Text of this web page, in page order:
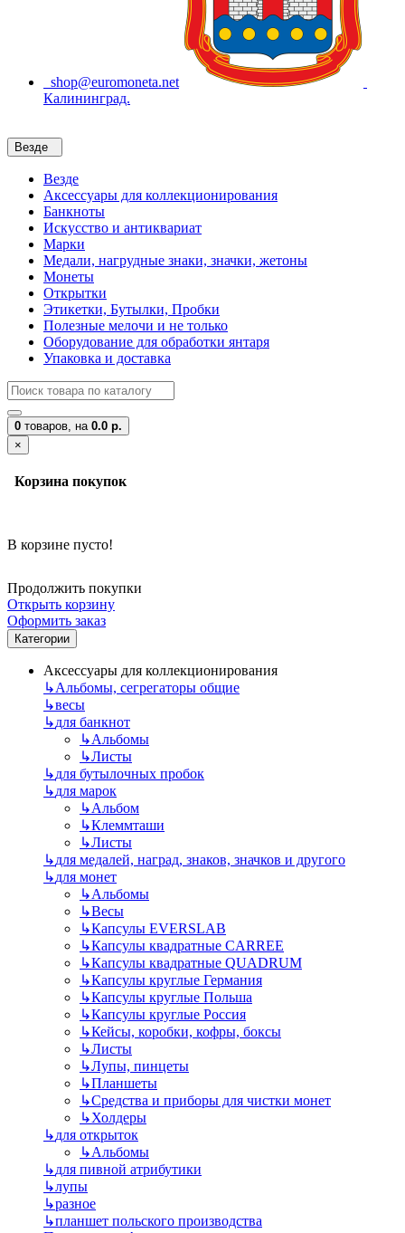
shop@euromoneta.net
Калининград.
Везде
Везде
Аксессуары для коллекционирования
Банкноты
Искусство и антиквариат
Марки
Медали, нагрудные знаки, значки, жетоны
Монеты
Открытки
Этикетки, Бутылки, Пробки
Полезные мелочи и не только
Оборудование для обработки янтаря
Упаковка и доставка
0 товаров, на 0.0 р.
×
Корзина покупок
В корзине пусто!
Продолжить покупки
Открыть корзину
Оформить заказ
Категории
Аксессуары для коллекционирования
↳Альбомы, сегрегаторы общие
↳весы
↳для банкнот
↳Альбомы
↳Листы
↳для бутылочных пробок
↳для марок
↳Альбом
↳Клеммташи
↳Листы
↳для медалей, наград, знаков, значков и другого
↳для монет
↳Альбомы
↳Весы
↳Капсулы EVERSLAB
↳Капсулы квадратные CARREE
↳Капсулы квадратные QUADRUM
↳Капсулы круглые Германия
↳Капсулы круглые Польша
↳Капсулы круглые Россия
↳Кейсы, коробки, кофры, боксы
↳Листы
↳Лупы, пинцеты
↳Планшеты
↳Средства и приборы для чистки монет
↳Холдеры
↳для открыток
↳Альбомы
↳для пивной атрибутики
↳лупы
↳разное
↳планшет польского производства